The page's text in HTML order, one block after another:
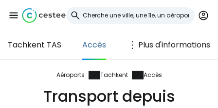
Tachkent TAS Accès Plus d'informations
Aéroports Tachkent Accès
Transport depuis
Se connecter à
Cestee
... la communauté mondiale des voyageurs